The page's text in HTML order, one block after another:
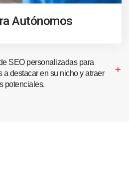
Autónomos
SEO personalizadas para
destacar en su nicho y atraer
potenciales.